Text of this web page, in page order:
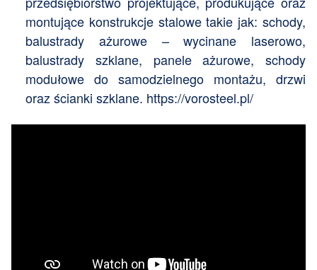
montujące konstrukcje stalowe takie jak: schody,
balustrady ażurowe – wycinane laserowo,
balustrady szklane, panele ażurowe, schody
modułowe do samodzielnego montażu, drzwi
oraz ścianki szklane. https://vorosteel.pl/